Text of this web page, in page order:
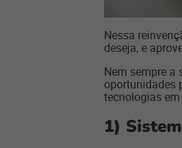
Nessa
deseja, e
Nem sempre a
oportunidades
tecnologias
1)